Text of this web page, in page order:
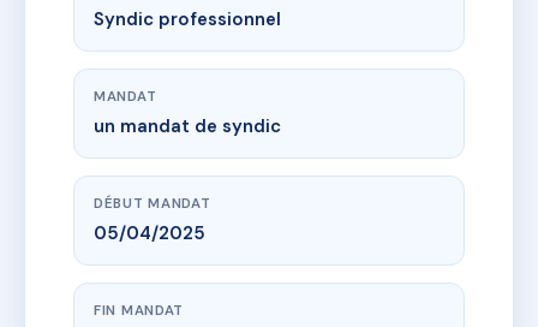
Syndic professionnel
MANDAT
un mandat de syndic
DÉBUT MANDAT
05/04/2025
FIN MANDAT